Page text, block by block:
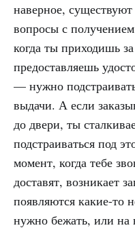
наверное,
вопросы с
когда ты приходишь
предоставляешь
— нужно
выдачи. А если
до двери, ты
подстраиваться под
момент, когда тебе
доставят, возникает
появляются какие-то
нужно бежать, или на